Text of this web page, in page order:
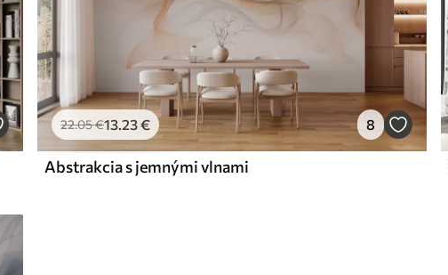
22.05€13 .23€ 8
Abstrakcia s jemnými vlnami